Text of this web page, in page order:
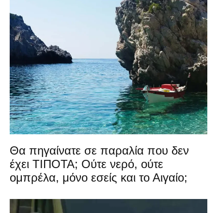
Θα πηγαίνατε σε παραλία που δεν
έχει ΤΙΠΟΤΑ; Ούτε νερό, ούτε
ομπρέλα, μόνο εσείς και το Αιγαίο;